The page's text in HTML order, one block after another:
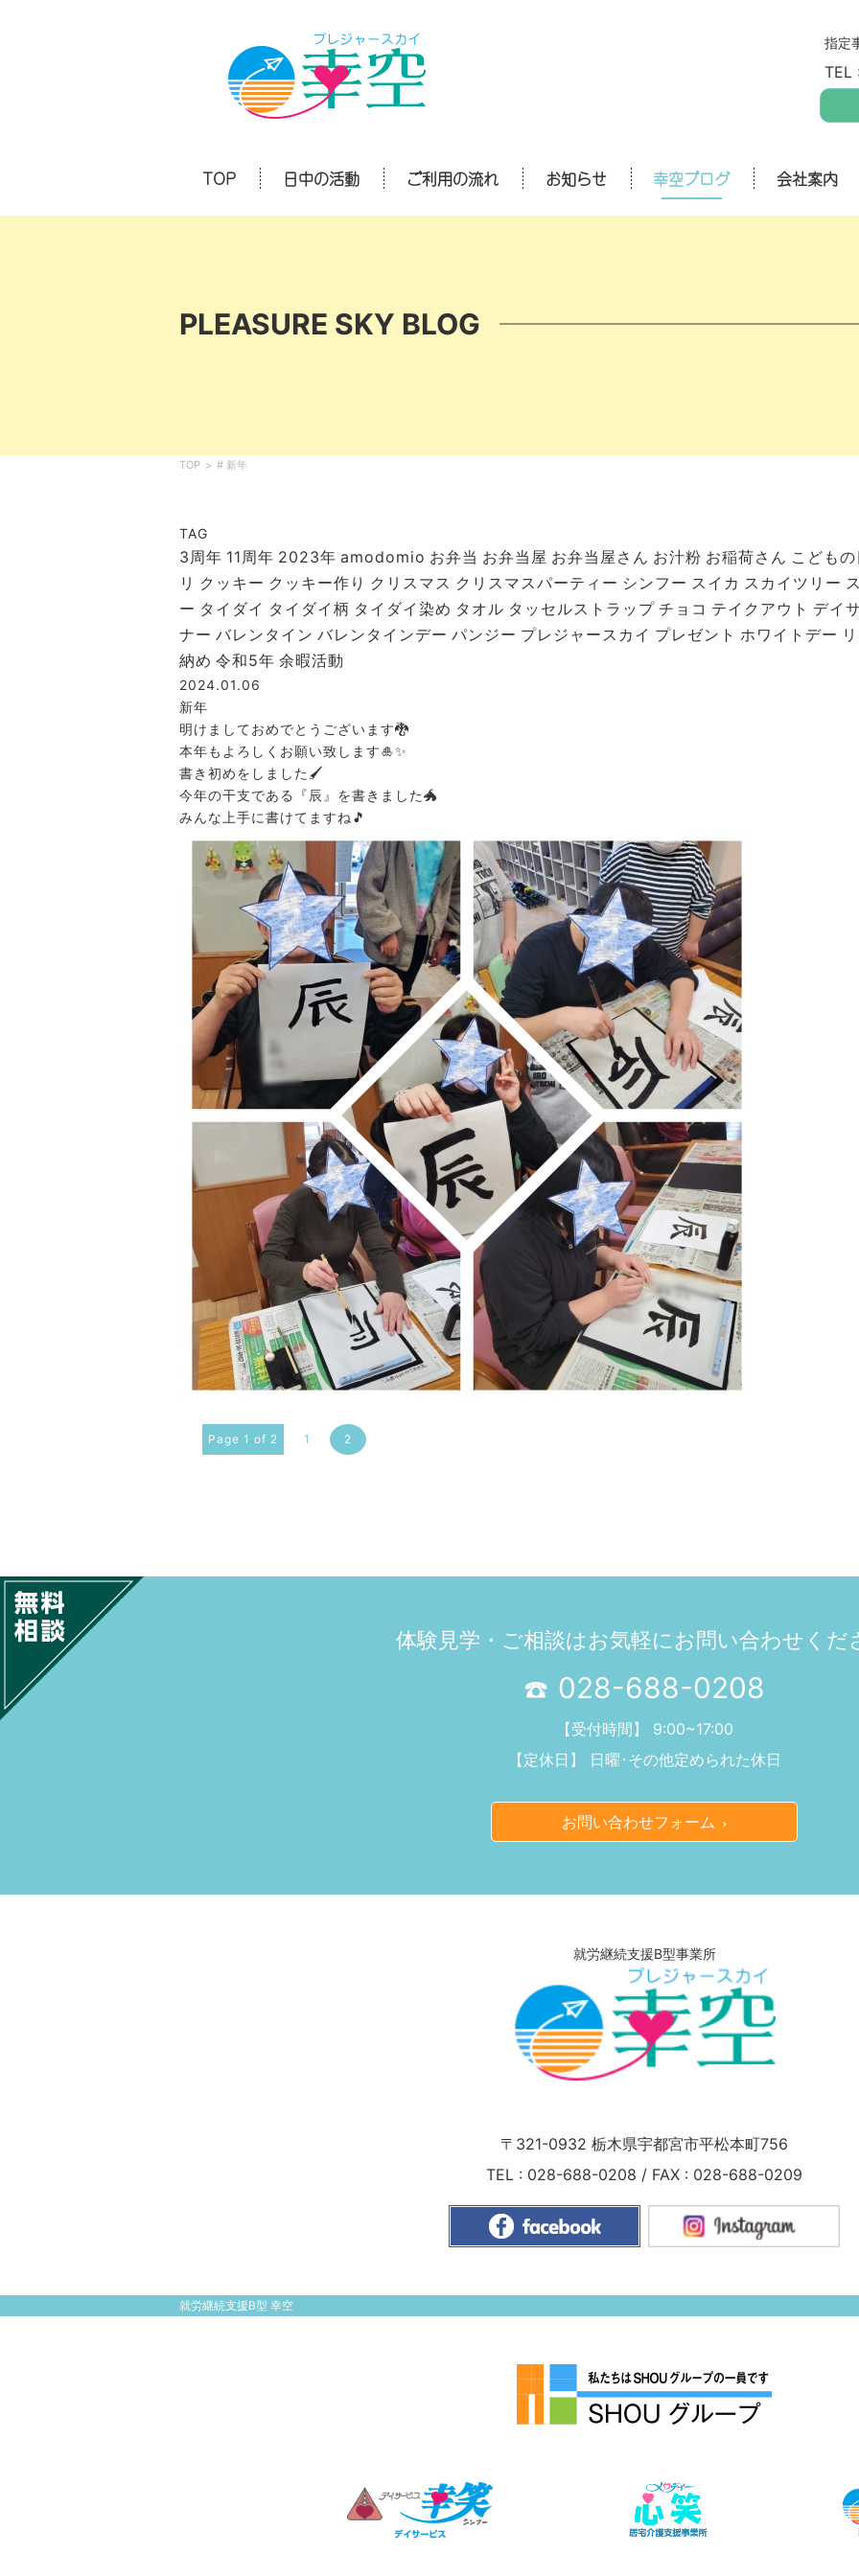
指定
TOP 日中の活動 ご利用の流れ お知らせ 幸空ブログ 会社案内
PLEASURE SKY BLOG
TOP > # 新年
TAG
3周年 11周年 2023年 amodomio お弁当 お弁当屋 お弁当屋さん お汁粉 お稲荷さん こども
リ クッキー クッキー作り クリスマス クリスマスパーティー シンフー スイカ スカイツリー
ー タイダイ タイダイ柄 タイダイ染め タオル タッセルストラップ チョコ テイクアウト デイ
ナー バレンタイン バレンタインデー パンジー プレジャースカイ プレゼント ホワイトデー
納め 令和5年 余暇活動
2024.01.06
新年
明けましておめでとうございます🐉
本年もよろしくお願い致します🎍✨
書き初めをしました🖌
今年の干支である『辰』を書きました🐲
みんな上手に書けてますね🎵
Page 1 of 2 1 2
体験見学・ご相談はお気軽にお問い合わせくだ
028-688-0208
【受付時間】 9:00~17:00
【定休日】 日曜･その他定められた休日
お問い合わせフォーム
就労継続支援B型事業所
〒321-0932 栃木県宇都宮市平松本町756
TEL : 028-688-0208 / FAX : 028-688-0209
就労継続支援B型 幸空